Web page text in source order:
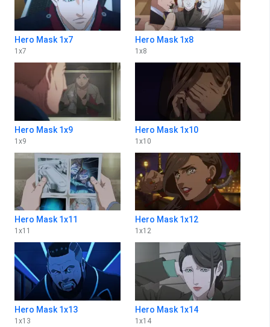
Hero Mask 1x7
1 x7
Hero Mask 1x8
1 x8
Hero Mask 1x9
1 x9
Hero Mask 1x10
1 x10
Hero Mask 1x11
1 x11
Hero Mask 1x12
1 x12
Hero Mask 1x13
1 x13
Hero Mask 1x14
1 x14